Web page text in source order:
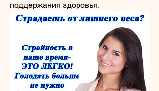
поддержания здоровья.